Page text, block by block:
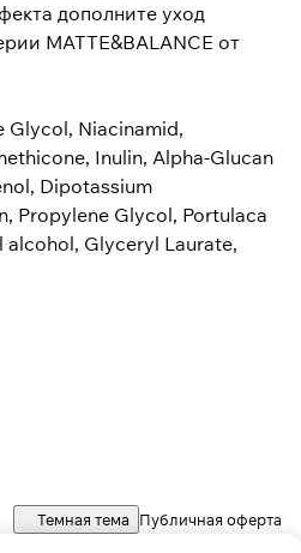
дополните уход
MATTE&BALANCE от
Glycol, Niacinamid,
Inulin, Alpha-Glucan
Dipotassium
Propylene Glycol, Portulaca
alcohol, Glyceryl Laurate,
Темная тема Публичная оферта